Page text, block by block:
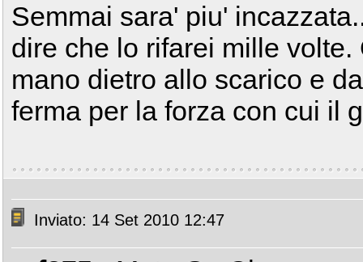
Semmai sara' piu'
dire che lo rifarei mille
mano dietro allo scarico e
ferma per la forza con cui il
Inviato: 14 Set 2010 12:47